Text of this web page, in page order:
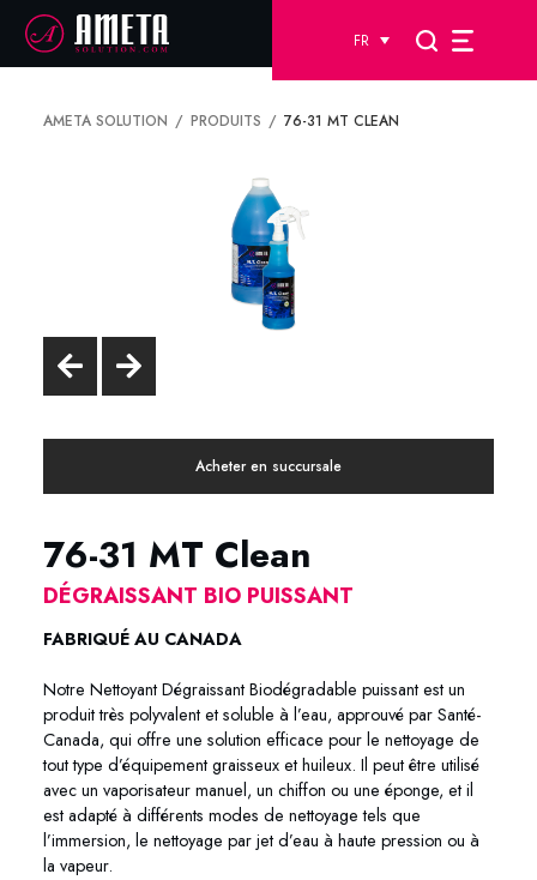
FR
AMETA SOLUTION PRODUITS 76-31 MT CLEAN
Acheter en succursale
76-31 MT Clean
DÉGRAISSANT BIO PUISSANT
FABRIQUÉ AU CANADA
Notre Nettoyant Dégraissant Biodégradable puissant est un
produit très polyvalent et soluble à l’eau, approuvé par Santé-
Canada, qui offre une solution efficace pour le nettoyage de
tout type d’équipement graisseux et huileux. Il peut être utilisé
avec un vaporisateur manuel, un chiffon ou une éponge, et il
est adapté à différents modes de nettoyage tels que
l’immersion, le nettoyage par jet d’eau à haute pression ou à
la vapeur.